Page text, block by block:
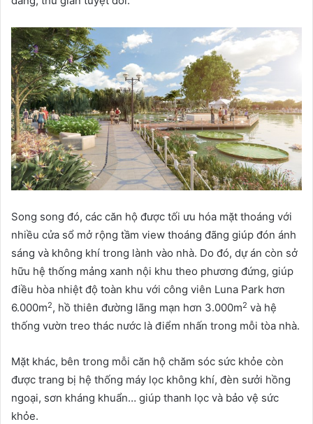
Song song đó, các căn hộ được tối ưu hóa mặt thoáng với
nhiều cửa sổ mở rộng tầm view thoáng đãng giúp đón ánh
sáng và không khí trong lành vào nhà. Do đó, dự án còn sở
hữu hệ thống mảng xanh nội khu theo phương đứng, giúp
điều hòa nhiệt độ toàn khu với công viên Luna Park hơn
6.000m2, hồ thiên đường lãng mạn hơn 3.000m2 và hệ
thống vườn treo thác nước là điểm nhấn trong mỗi tòa nhà.
Mặt khác, bên trong mỗi căn hộ chăm sóc sức khỏe còn
được trang bị hệ thống máy lọc không khí, đèn sưởi hồng
ngoại, sơn kháng khuẩn… giúp thanh lọc và bảo vệ sức
khỏe.